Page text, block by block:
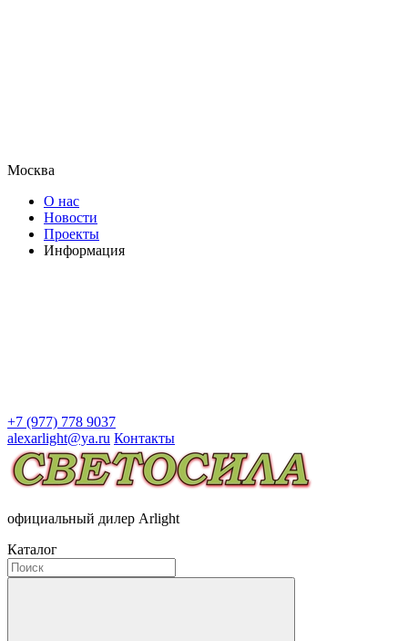
Москва
О нас
Новости
Проекты
Информация
+7 (977) 778 9037
alexarlight@ya.ru Контакты
официальный дилер Arlight
Каталог